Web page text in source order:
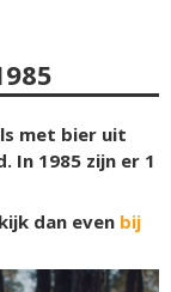
met bier uit
In 1985 zijn er 1
dan even bij